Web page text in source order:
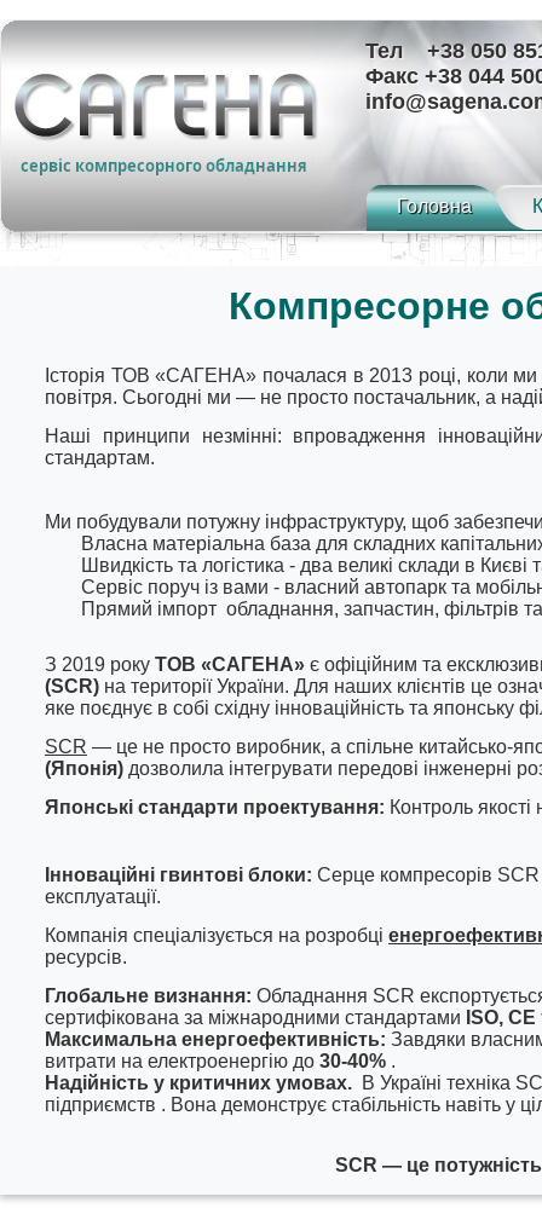
Тел +38 050
Факс +38 044
Головна
Компресорне
Історія ТОВ «САГЕНА» почалася в 2013 році, коли
повітря. Сьогодні ми — не просто постачальник, а
Наші принципи незмінні: впровадження
стандартам.
Ми побудували потужну інфраструктуру, щоб
Власна матеріальна база для складних
Швидкість та логістика - два великі склади в
Сервіс поруч із вами - власний автопарк та
Прямий імпорт обладнання, запчастин, фільтрів
З 2019 року ТОВ «САГЕНА» є офіційним та
(SCR) на території України. Для наших клієнтів це
яке поєднує в собі східну інноваційність та японську
SCR — це не просто виробник, а спільне китайсько-
(Японія) дозволила інтегрувати передові інженерні
Японські стандарти проектування: Контроль
Інноваційні гвинтові блоки: Серце компресорів
експлуатації.
Компанія спеціалізується на розробці
ресурсів.
Глобальне визнання: Обладнання SCR
сертифікована за міжнародними стандартами ISO,
Максимальна енергоефективність: Завдяки
витрати на електроенергію до 30-40% .
Надійність у критичних умовах. В Україні техніка
підприємств . Вона демонструє стабільність навіть у
SCR — це